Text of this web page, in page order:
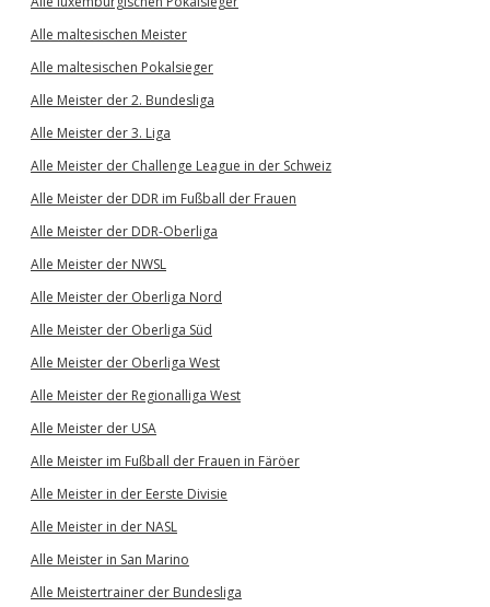
Alle maltesischen Meister
Alle maltesischen Pokalsieger
Alle Meister der 2. Bundesliga
Alle Meister der 3. Liga
Alle Meister der Challenge League in der Schweiz
Alle Meister der DDR im Fußball der Frauen
Alle Meister der DDR-Oberliga
Alle Meister der NWSL
Alle Meister der Oberliga Nord
Alle Meister der Oberliga Süd
Alle Meister der Oberliga West
Alle Meister der Regionalliga West
Alle Meister der USA
Alle Meister im Fußball der Frauen in Färöer
Alle Meister in der Eerste Divisie
Alle Meister in der NASL
Alle Meister in San Marino
Alle Meistertrainer der Bundesliga